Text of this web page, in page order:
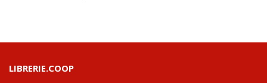
LIBRERIE.COOP